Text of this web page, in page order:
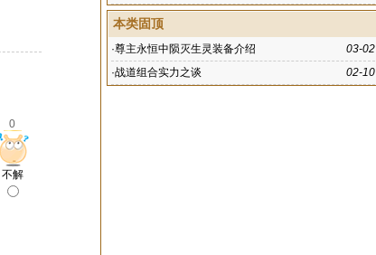
0
不解
本类固顶
03-02
·尊主永恒中陨灭生灵装备介绍
02-10
·战道组合实力之谈